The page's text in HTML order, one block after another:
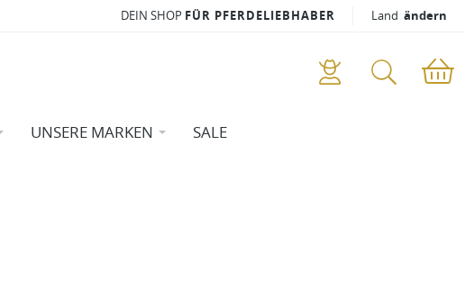
DEIN SHOP FÜR PFERDELIEBHABER Land ändern
UNSERE MARKEN SALE